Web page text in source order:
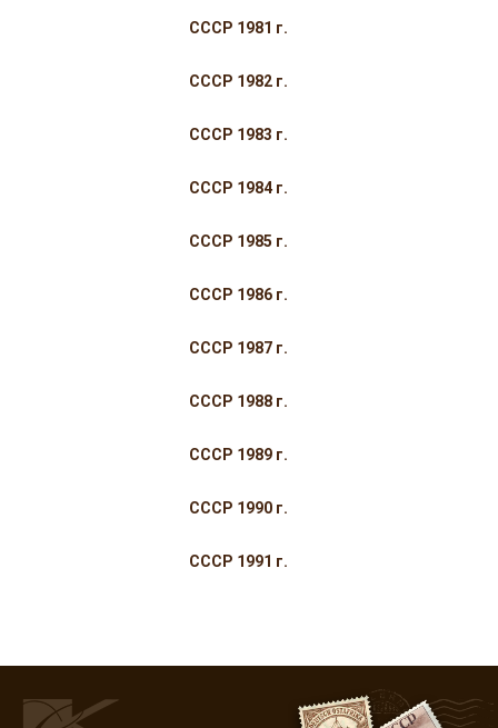
СССР 1981 г.
СССР 1982 г.
СССР 1983 г.
СССР 1984 г.
СССР 1985 г.
СССР 1986 г.
СССР 1987 г.
СССР 1988 г.
СССР 1989 г.
СССР 1990 г.
СССР 1991 г.